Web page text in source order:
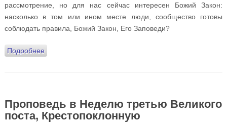
рассмотрение, но для нас сейчас интересен Божий Закон:
насколько в том или ином месте люди, сообщество готовы
соблюдать правила, Божий Закон, Его Заповеди?
Подробнеео Проповедь в Неделю четвёртую Великого поста,
Проповедь в Неделю третью Великого
поста, Крестопоклонную